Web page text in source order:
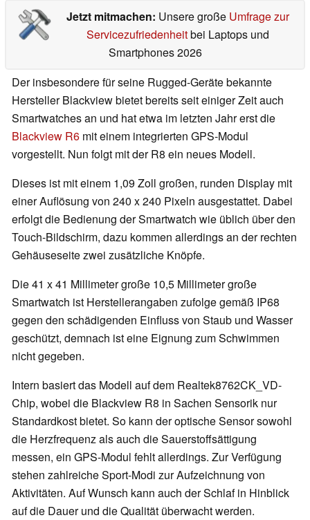
Jetzt mitmachen: Unsere große Umfrage zur
Servicezufriedenheitbei Laptops und
Smartphones 2026
Der insbesondere für seine Rugged-Geräte bekannte
Hersteller Blackview bietet bereits seit einiger Zeit auch
Smartwatches an und hat etwa im letzten Jahr erst die
Blackview R6 mit einem integrierten GPS-Modul
vorgestellt. Nun folgt mit der R8 ein neues Modell.
Dieses ist mit einem 1,09 Zoll großen, runden Display mit
einer Auflösung von 240 x 240 Pixeln ausgestattet. Dabei
erfolgt die Bedienung der Smartwatch wie üblich über den
Touch-Bildschirm, dazu kommen allerdings an der rechten
Gehäuseseite zwei zusätzliche Knöpfe.
Die 41 x 41 Millimeter große 10,5 Millimeter große
Smartwatch ist Herstellerangaben zufolge gemäß IP68
gegen den schädigenden Einfluss von Staub und Wasser
geschützt, demnach ist eine Eignung zum Schwimmen
nicht gegeben.
Intern basiert das Modell auf dem Realtek8762CK_VD-
Chip, wobei die Blackview R8 in Sachen Sensorik nur
Standardkost bietet. So kann der optische Sensor sowohl
die Herzfrequenz als auch die Sauerstoffsättigung
messen, ein GPS-Modul fehlt allerdings. Zur Verfügung
stehen zahlreiche Sport-Modi zur Aufzeichnung von
Aktivitäten. Auf Wunsch kann auch der Schlaf in Hinblick
auf die Dauer und die Qualität überwacht werden.